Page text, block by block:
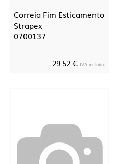
Correia Fim Esticamento
Strapex
0700137
29.52 € IVA incluído